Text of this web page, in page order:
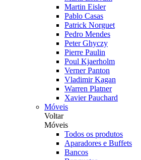
Martin Eisler
Pablo Casas
Patrick Norguet
Pedro Mendes
Peter Ghyczy
Pierre Paulin
Poul Kjaerholm
Verner Panton
Vladimir Kagan
Warren Platner
Xavier Pauchard
Móveis
Voltar
Móveis
Todos os produtos
Aparadores e Buffets
Bancos